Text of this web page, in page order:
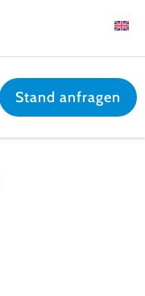
Stand anfragen